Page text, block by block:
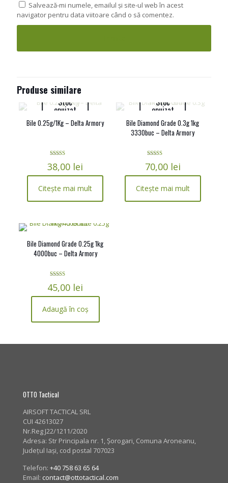
Salvează-mi numele, emailul și site-ul web în acest
navigator pentru data viitoare când o să comentez.
Produse similare
Stoc
epuizat
Bile 0.25g/1Kg – Delta Armory
5.00
38,00 lei
Citește mai mult
Stoc
epuizat
Bile Diamond Grade 0.3g 1kg
3330buc – Delta Armory
5.00
din 5
70,00 lei
Citește mai mult
Bile Diamond Grade 0.25g 1kg
4000buc – Delta Armory
5.00
45,00 lei
Adaugă în coș
OTTO Tactical
AIRSOFT TACTICAL SRL
CUI 42613027
Nr.Reg J22/1211/2020
Adresa: Str Principala nr. 1, Șorogari, Comuna Aroneanu,
Județul Iași, cod postal 707023
Telefon: +40 758 63 65 64
Email: contact@ottotactical.com